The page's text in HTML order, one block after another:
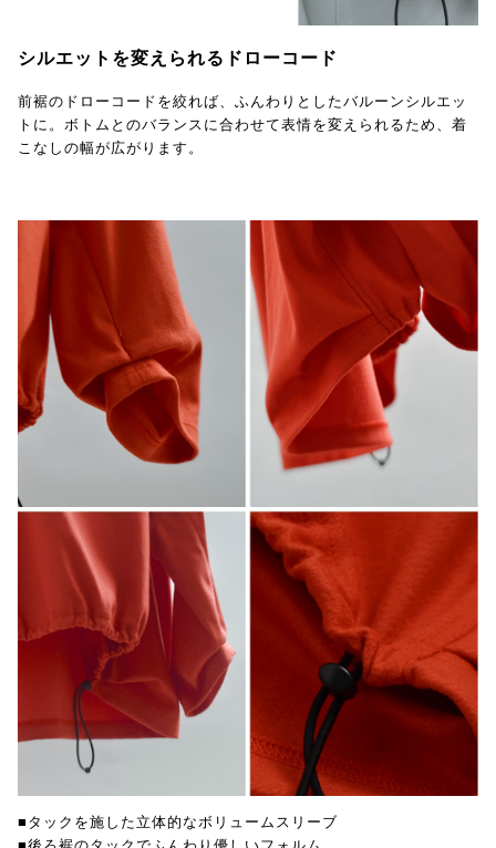
シルエットを変えられるドローコード
前裾のドローコードを絞れば、ふんわりとしたバルーンシルエッ
トに。ボトムとのバランスに合わせて表情を変えられるため、着
こなしの幅が広がります。
■タックを施した立体的なボリュームスリーブ